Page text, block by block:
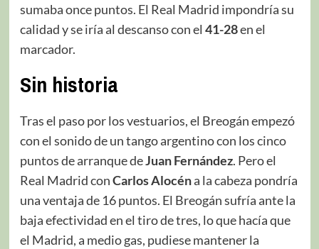
sumaba once puntos. El Real Madrid impondría su
calidad y se iría al descanso con el 41-28en el
marcador.
Sin historia
Tras el paso por los vestuarios, el Breogán empezó
con el sonido de un tango argentino con los cinco
puntos de arranque deJuan Fernández. Pero el
Real Madrid conCarlos Alocéna la cabeza pondría
una ventaja de 16 puntos. El Breogán sufría ante la
baja efectividad en el tiro de tres, lo que hacía que
el Madrid, a medio gas, pudiese mantener la